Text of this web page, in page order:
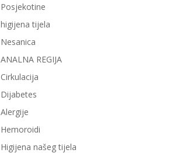
Posjekotine
higijena tijela
Nesanica
ANALNA REGIJA
Cirkulacija
Dijabetes
Alergije
Hemoroidi
Higijena našeg tijela